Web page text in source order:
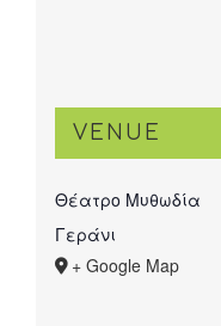
VENUE
Θέατρο Μυθωδία
Γεράνι
+ Google Map